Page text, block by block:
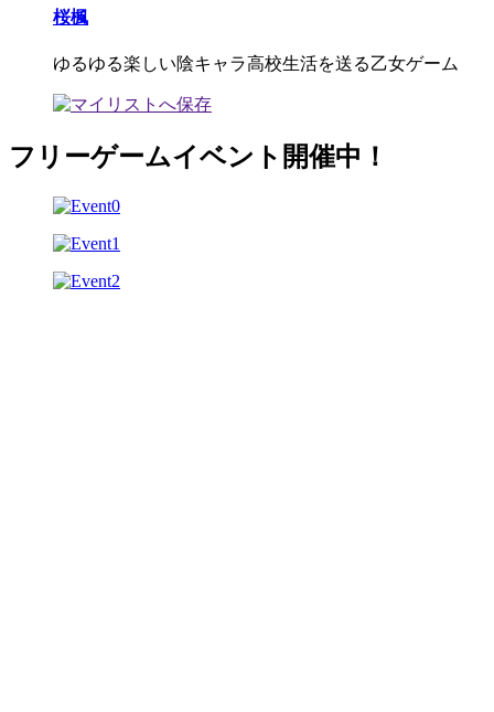
桜楓
ゆるゆる楽しい陰キャラ高校生活を送る乙女ゲーム
フリーゲームイベント開催中！